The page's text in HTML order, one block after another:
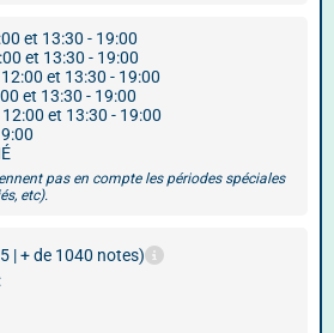
et 13:30 - 19:00
et 13:30 - 19:00
et 13:30 - 19:00
et 13:30 - 19:00
et 13:30 - 19:00
pas en compte les périodes spéciales
etc).
| + de 1040 notes)